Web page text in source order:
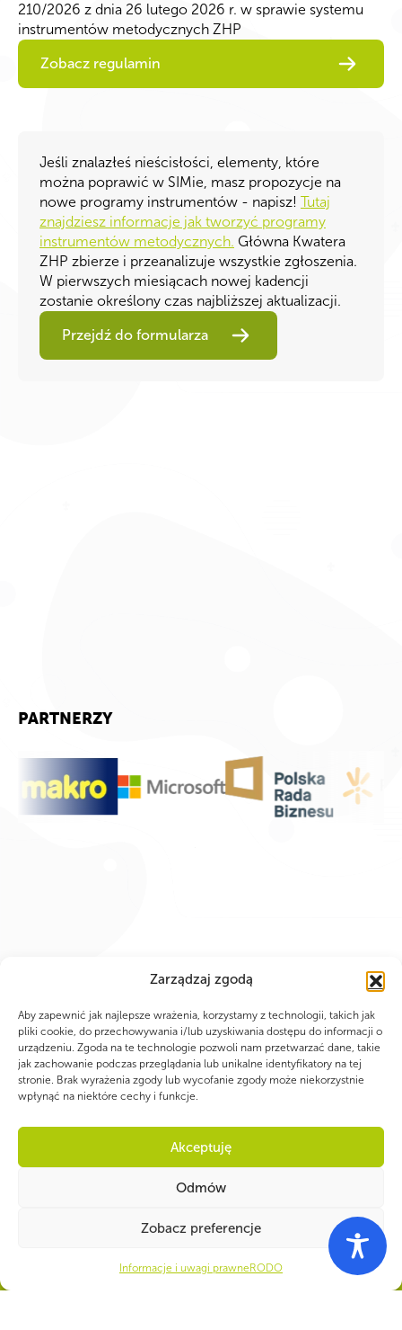
Zarządzaj zgodą
Aby zapewnić jak najlepsze wrażenia, korzystamy z technologii, takich jak
pliki cookie, do przechowywania i/lub uzyskiwania dostępu do informacji o
urządzeniu. Zgoda na te technologie pozwoli nam przetwarzać dane, takie
jak zachowanie podczas przeglądania lub unikalne identyfikatory na tej
stronie. Brak wyrażenia zgody lub wycofanie zgody może niekorzystnie
wpłynąć na niektóre cechy i funkcje.
Akceptuję
Odmów
Zobacz preferencje
Informacje i uwagi prawne RODO
210/2026 z dnia 26 lutego 2026 r. w sprawie systemu
instrumentów metodycznych ZHP
Zobacz regulamin
Jeśli znalazłeś nieścisłości, elementy, które
można poprawić w SIMie, masz propozycje na
nowe programy instrumentów - napisz! ​ Tutaj
znajdziesz informacje jak tworzyć programy
instrumentów metodycznych​. Główna Kwatera
ZHP zbierze i przeanalizuje wszystkie zgłoszenia.
W pierwszych miesiącach nowej kadencji
zostanie określony czas najbliższej aktualizacji.
Przejdź do formularza
PARTNERZY
WSPÓLNIE DLA HARCERSKIEJ MISJI
Twoje wsparcie, nasza
Numer konta do darowizn na rzecz ZHP